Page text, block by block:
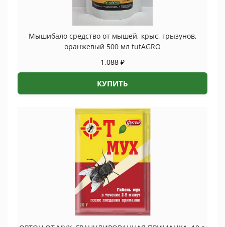
Мышибало средство от мышей, крыс, грызунов,
оранжевый 500 мл tutAGRO
1,088 ₽
КУПИТЬ